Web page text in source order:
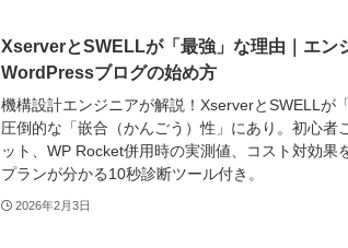
XserverとSWELLが「最強」な理由｜エン
WordPressブログの始め方
機構設計エンジニアが解説！XserverとSWELLが
圧倒的な「嵌合（かんごう）性」にあり。初心者
ット、WP Rocket併用時の実測値、コスト対効果
プランが分かる10秒診断ツール付き。
2026年2月3日